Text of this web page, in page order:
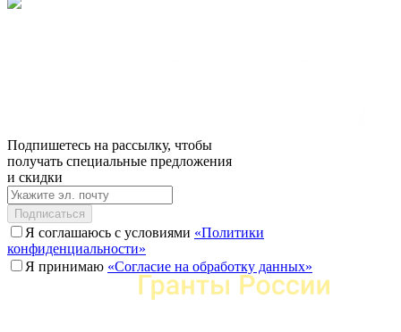
Подпишетесь на рассылку, чтобы
получать специальные предложения
и скидки
Подписаться
Я соглашаюсь с условиями «Политики
конфиденциальности»
Я принимаю «Согласие на обработку данных»